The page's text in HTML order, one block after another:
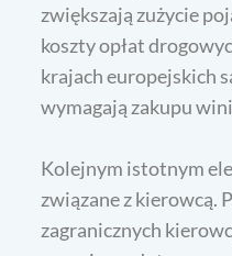
zwiększają zużycie
koszty opłat
krajach europejskich
wymagają zakupu
Kolejnym istotnym
związane z kierowcą.
zagranicznych